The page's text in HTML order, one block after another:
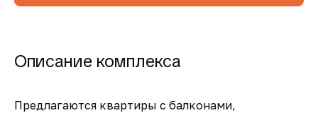
Описание комплекса
Предлагаются квартиры с балконами,